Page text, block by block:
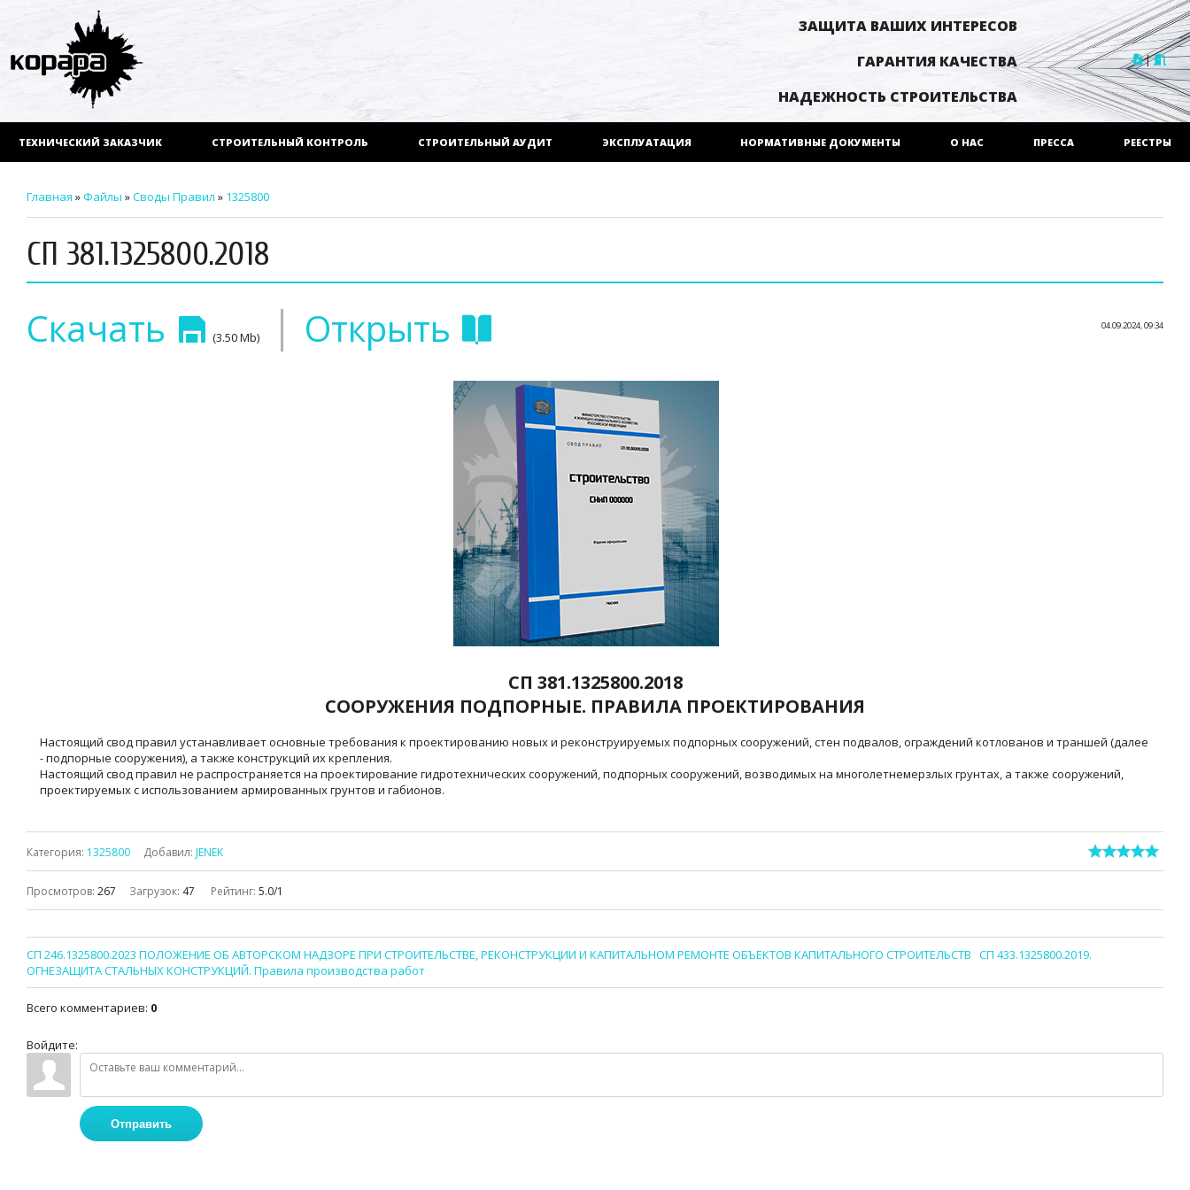
ЗАЩИТА ВАШИХ ИНТЕРЕСОВ
ГАРАНТИЯ КАЧЕСТВА
НАДЕЖНОСТЬ СТРОИТЕЛЬСТВА
|
ТЕХНИЧЕСКИЙ ЗАКАЗЧИК СТРОИТЕЛЬНЫЙ КОНТРОЛЬ СТРОИТЕЛЬНЫЙ АУДИТ ЭКСПЛУАТАЦИЯ НОРМАТИВНЫЕ ДОКУМЕНТЫ О НАС ПРЕССА РЕЕСТРЫ
Главная »Файлы »Своды Правил » 1325800
СП 381.1325800.2018
Скачать (3.50 Mb) | Открыть 04.09.2024, 09:34
СП 381.1325800.2018
СООРУЖЕНИЯ ПОДПОРНЫЕ. ПРАВИЛА ПРОЕКТИРОВАНИЯ
Настоящий свод правил устанавливает основные требования к проектированию новых и реконструируемых подпорных сооружений, стен подвалов, ограждений котлованов и траншей (далее
- подпорные сооружения), а также конструкций их крепления.
Настоящий свод правил не распространяется на проектирование гидротехнических сооружений, подпорных сооружений, возводимых на многолетнемерзлых грунтах, а также сооружений,
проектируемых с использованием армированных грунтов и габионов.
Категория: 1325800 Добавил: JENEK
Просмотров: 267 Загрузок: 47 Рейтинг: 5.0/1
СП 246.1325800.2023 ПОЛОЖЕНИЕ ОБ АВТОРСКОМ НАДЗОРЕ ПРИ СТРОИТЕЛЬСТВЕ, РЕКОНСТРУКЦИИ И КАПИТАЛЬНОМ РЕМОНТЕ ОБЪЕКТОВ КАПИТАЛЬНОГО СТРОИТЕЛЬСТВ СП 433.1325800.2019.
ОГНЕЗАЩИТА СТАЛЬНЫХ КОНСТРУКЦИЙ. Правила производства работ
Всего комментариев: 0
Войдите:
Отправить